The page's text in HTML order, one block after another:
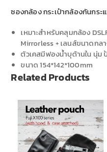
ซองกล้อง กระเป๋ากล้องกันกระ
เหมาะสำหรับคลุมกล้อง
Mirrorless + เลนส์ขนาดกล
ตัวเคสมีฟองน้ำบุด้านใน นุ่ม
ขนาด 154*142*100mm
Related Products